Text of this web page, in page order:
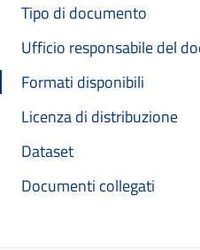
Tipo di documento
Ufficio responsabile del
Formati disponibili
Licenza di distribuzione
Dataset
Documenti collegati